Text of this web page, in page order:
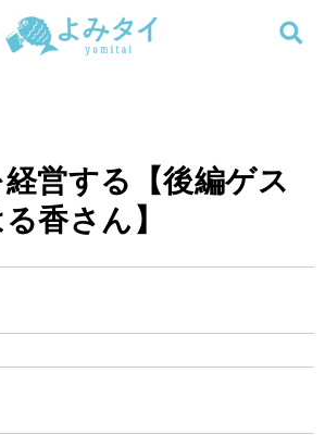
連載
特集
検索する
メニューを閉じる
営する【後編ゲス
香さん】